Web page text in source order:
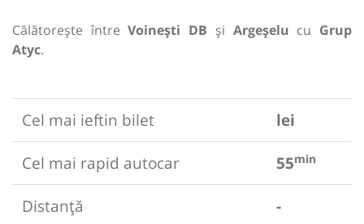
Călătorește întreVoinești DB și Argeșelu cu Grup
Atyc.
Cel mai ieftin bilet
lei
Cel mai rapid autocar
55min
Distanță
-